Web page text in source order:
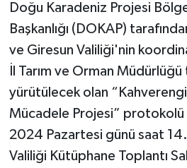
Doğu Karadeniz Projesi
Başkanlığı (DOKAP)
ve Giresun Valiliği'nin
İl Tarım ve Orman Müdürlüğü
yürütülecek olan
Mücadele Projesi” protokolü
2024 Pazartesi günü saat
Valiliği Kütüphane Toplantı